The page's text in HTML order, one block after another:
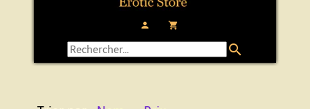
person local_grocery_store
search